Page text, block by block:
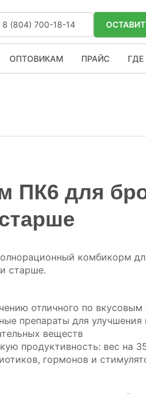
8 (804) 700-18-14
ОПТОВИКАМ ПРАЙС
ПК6 для
комбикорм
старше.
отличного по вкусовым
препараты для улучшения
веществ
продуктивность: вес на
гормонов и